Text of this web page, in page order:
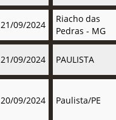
21/09/2024
Riacho das
Pedras - MG
21/09/2024 PAULISTA
20/09/2024 Paulista/PE